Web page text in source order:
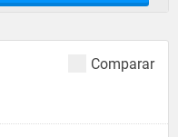
Comparar